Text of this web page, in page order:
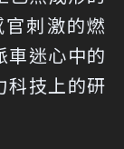
刺激的燃
車迷心中的
科技上的研